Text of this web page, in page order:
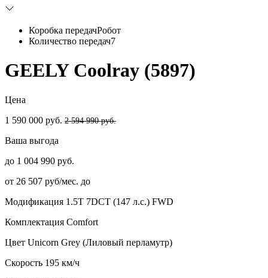
Коробка передачРобот
Количество передач7
GEELY Coolray (5897)
Цена
1 590 000 руб. 2 594 990 руб.
Ваша выгода
до 1 004 990 руб.
от 26 507 руб/мес. до
Модификация 1.5T 7DCT (147 л.с.) FWD
Комплектация Comfort
Цвет Unicorn Grey (Лиловый перламутр)
Скорость 195 км/ч